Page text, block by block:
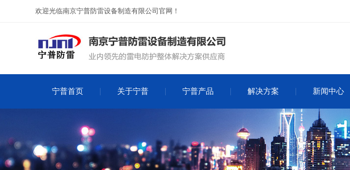
欢迎光临南京宁普防雷设备制造有限公司官网！
宁普首页 关于宁普 宁普产品 解决方案 新闻中心